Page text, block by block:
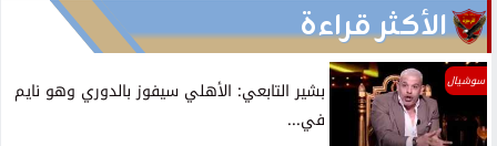
الأكثر قراءة
سوشيال
بشير التابعي: الأهلي سيفوز بالدوري وهو نايم
في...